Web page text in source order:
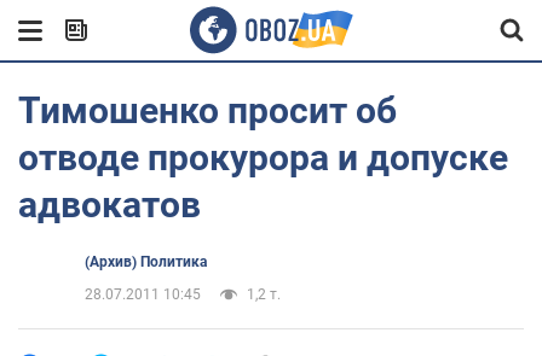
Тимошенко просит об
отводе прокурора и допуске
адвокатов
(Архив) Политика
28.07.2011 10:45
1,2 т.